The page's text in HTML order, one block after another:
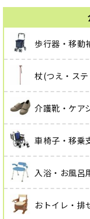
歩行器・移動
杖(つえ・ス
介護靴・ケア
車椅子・移乗
入浴・お風呂
おトイレ・排